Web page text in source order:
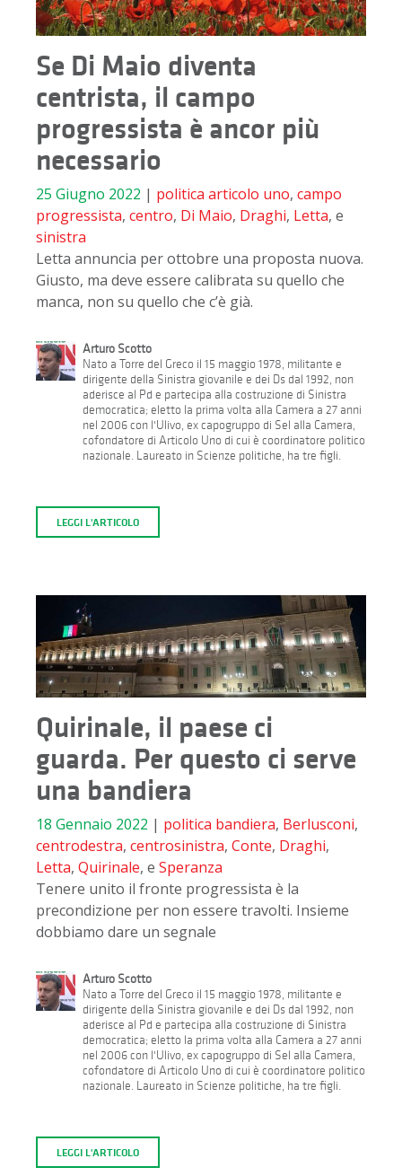
Se Di Maio diventa
centrista, il campo
progressista è ancor più
necessario
25 Giugno 2022 | politica articolo uno, campo
progressista, centro, Di Maio, Draghi, Letta, e
sinistra
Letta annuncia per ottobre una proposta nuova.
Giusto, ma deve essere calibrata su quello che
manca, non su quello che c’è già.
Arturo Scotto
Nato a Torre del Greco il 15 maggio 1978, militante e
dirigente della Sinistra giovanile e dei Ds dal 1992, non
aderisce al Pd e partecipa alla costruzione di Sinistra
democratica; eletto la prima volta alla Camera a 27 anni
nel 2006 con l'Ulivo, ex capogruppo di Sel alla Camera,
cofondatore di Articolo Uno di cui è coordinatore politico
nazionale. Laureato in Scienze politiche, ha tre figli.
LEGGI L'ARTICOLO
Quirinale, il paese ci
guarda. Per questo ci serve
una bandiera
18 Gennaio 2022 | politica bandiera, Berlusconi,
centrodestra, centrosinistra, Conte, Draghi,
Letta, Quirinale, e Speranza
Tenere unito il fronte progressista è la
precondizione per non essere travolti. Insieme
dobbiamo dare un segnale
Arturo Scotto
Nato a Torre del Greco il 15 maggio 1978, militante e
dirigente della Sinistra giovanile e dei Ds dal 1992, non
aderisce al Pd e partecipa alla costruzione di Sinistra
democratica; eletto la prima volta alla Camera a 27 anni
nel 2006 con l'Ulivo, ex capogruppo di Sel alla Camera,
cofondatore di Articolo Uno di cui è coordinatore politico
nazionale. Laureato in Scienze politiche, ha tre figli.
LEGGI L'ARTICOLO